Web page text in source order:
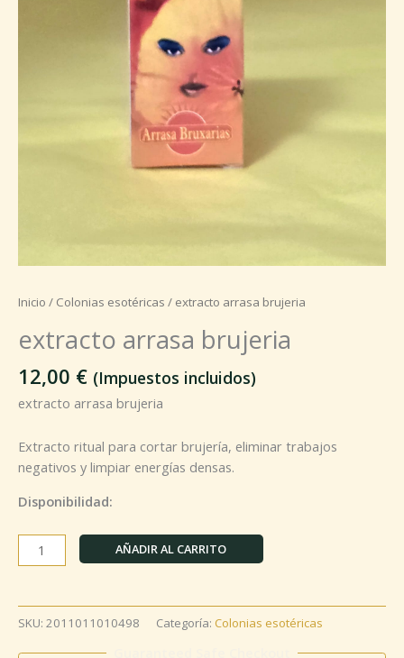
Inicio / Colonias esotéricas / extracto arrasa brujeria
extracto arrasa brujeria
12,00 € (Impuestos incluidos)
extracto arrasa brujeria
Extracto ritual para cortar brujería, eliminar trabajos
negativos y limpiar energías densas.
Disponibilidad:
AÑADIR AL CARRITO
SKU: 2011011010498 Categoría: Colonias esotéricas